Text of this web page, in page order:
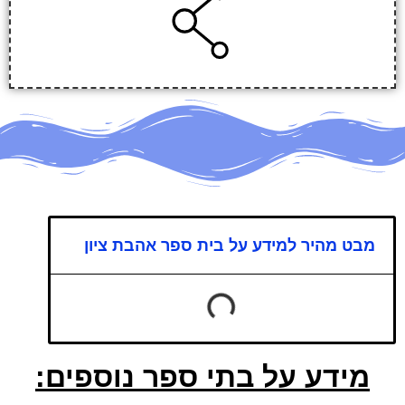
מבט מהיר למידע על בית ספר אהבת ציון
מידע על בתי ספר נוספים: